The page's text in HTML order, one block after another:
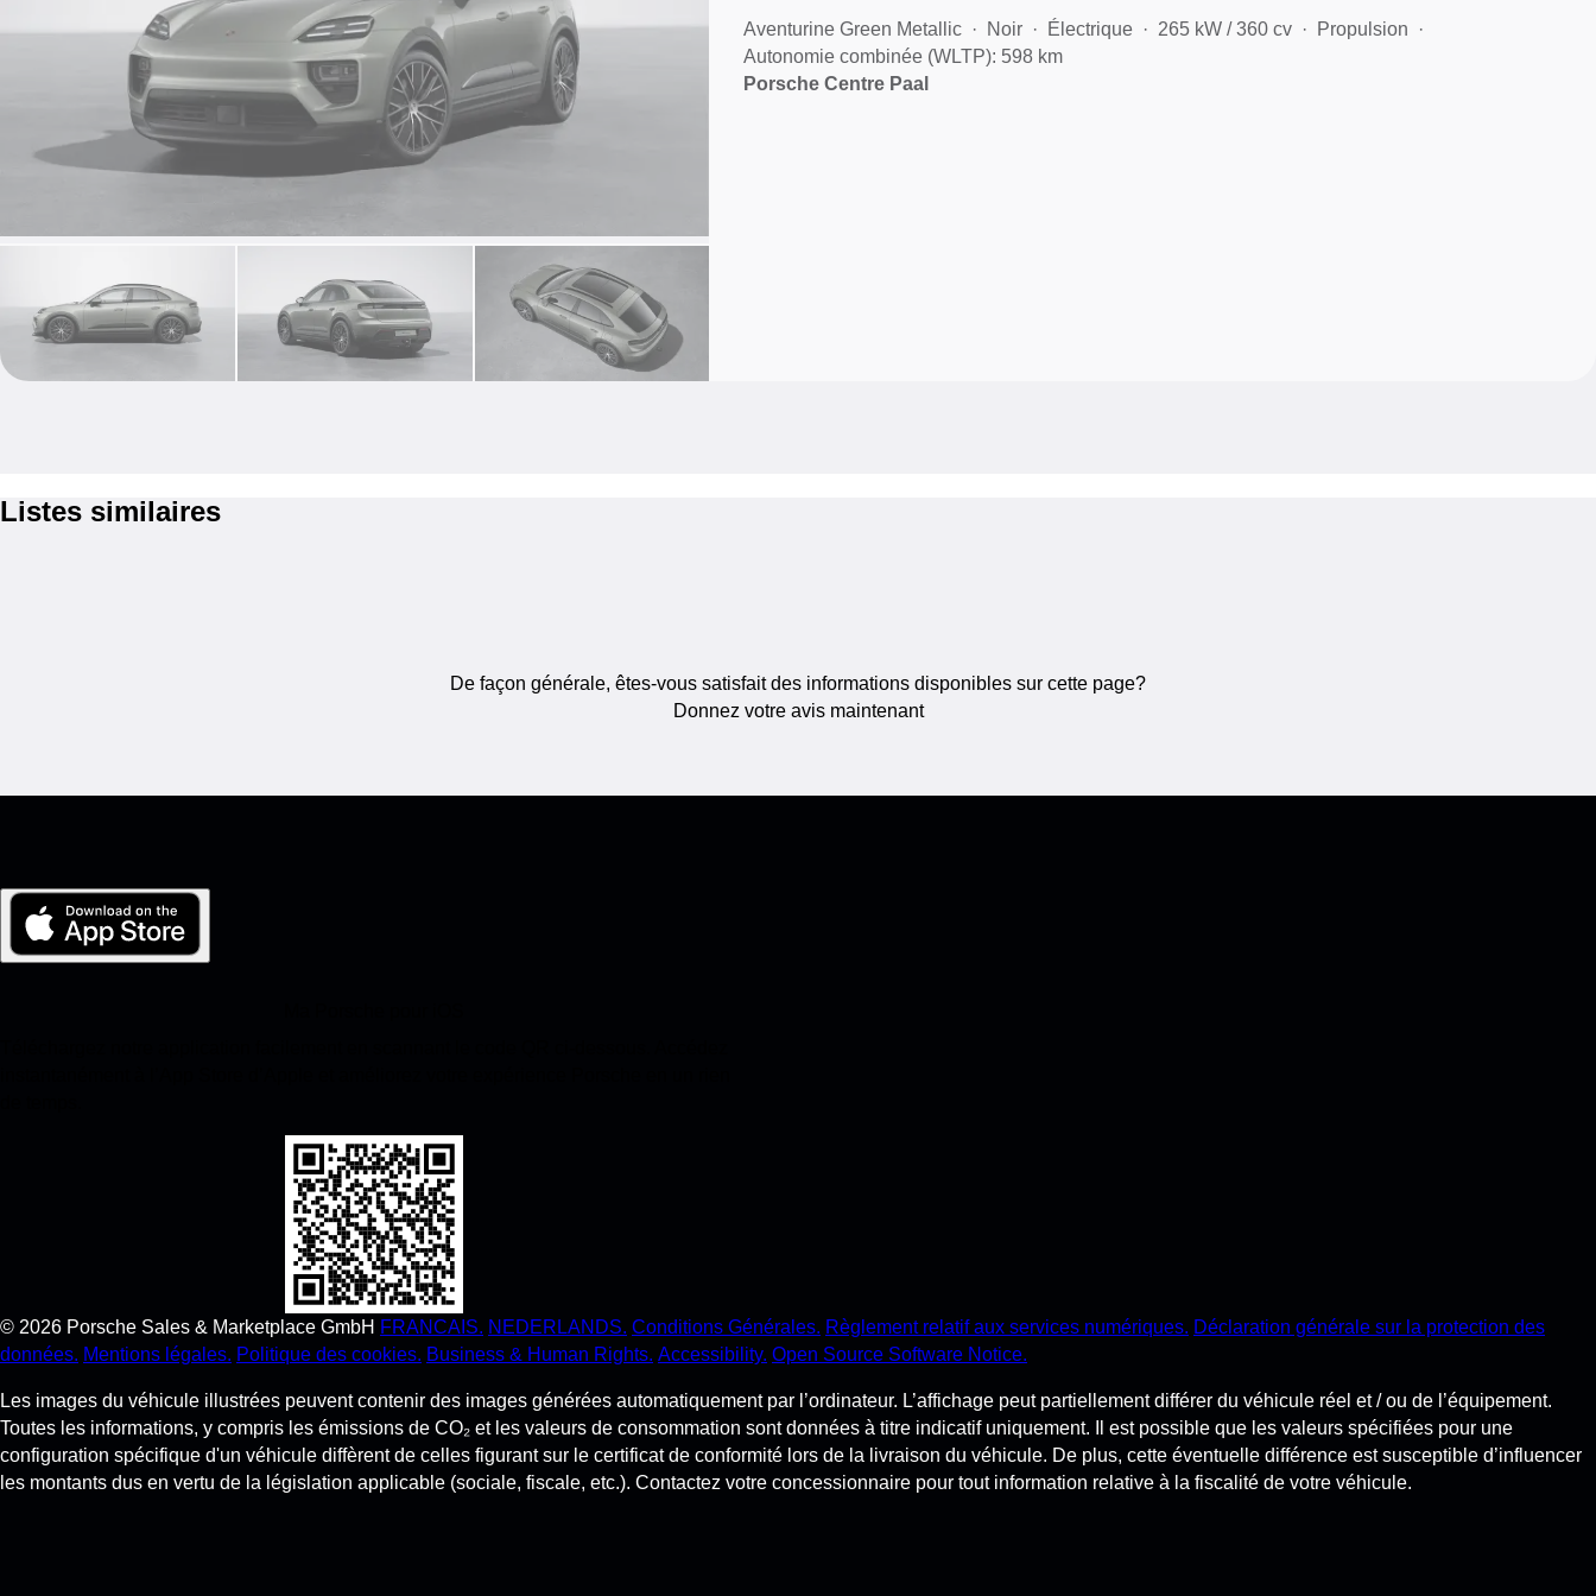
Aventurine Green Metallic Noir Électrique 265 kW / 360 cv
Propulsion
Autonomie combinée (WLTP): 598 km
Porsche Centre Paal
Listes similaires
De façon générale, êtes-vous satisfait des informations disponibles sur cette page?
Donnez votre avis maintenant
© 2026 Porsche Sales & Marketplace GmbH FRANCAIS. NEDERLANDS. Conditions Générales. Règlement relatif aux services numériques. Déclaration générale sur la protection des
données. Mentions légales. Politique des cookies. Business & Human Rights. Accessibility. Open Source Software Notice.
Les images du véhicule illustrées peuvent contenir des images générées automatiquement par l’ordinateur. L’affichage peut partiellement différer du véhicule réel et / ou de l’équipement.
Toutes les informations, y compris les émissions de CO₂ et les valeurs de consommation sont données à titre indicatif uniquement. Il est possible que les valeurs spécifiées pour une
configuration spécifique d'un véhicule diffèrent de celles figurant sur le certificat de conformité lors de la livraison du véhicule. De plus, cette éventuelle différence est susceptible d’influencer
les montants dus en vertu de la législation applicable (sociale, fiscale, etc.). Contactez votre concessionnaire pour tout information relative à la fiscalité de votre véhicule.